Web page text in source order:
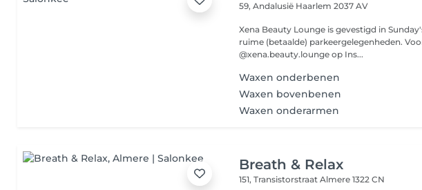
59, Andalusië Haarlem 2037 AV
Xena Beauty Lounge is gevestigd in
ruime (betaalde) parkeergelegenheden. Voor contact bericht
@xena.beauty.lounge op Ins...
Waxen onderbenen
Waxen bovenbenen
Waxen onderarmen
Breath & Relax
151, TransistorstraatAlmere 1322 CN